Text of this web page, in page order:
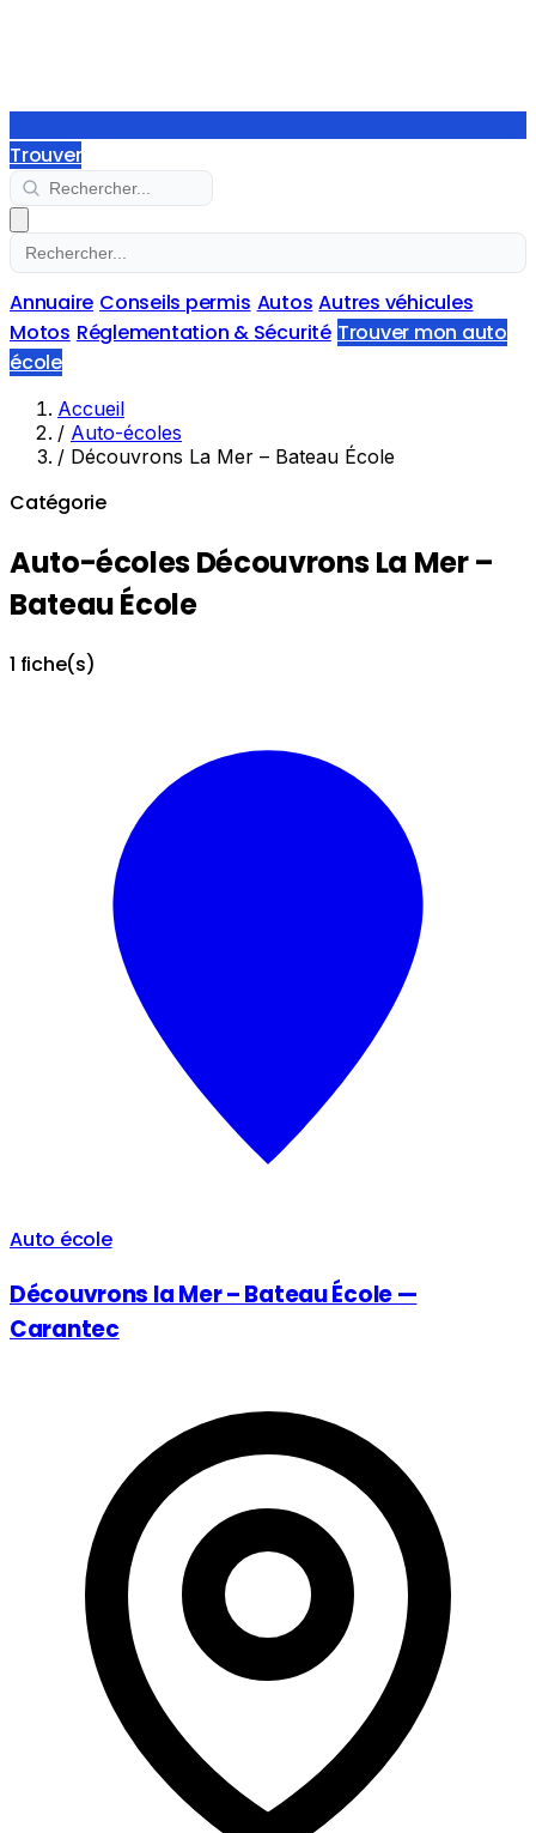
Trouver
Annuaire Conseils permis Autos Autres véhicules
Motos Réglementation & Sécurité Trouver mon auto
école
Accueil
/ Auto-écoles
/ Découvrons La Mer – Bateau École
Catégorie
Auto-écoles Découvrons La Mer –
Bateau École
1 fiche(s)
Auto école
Découvrons la Mer – Bateau École —
Carantec